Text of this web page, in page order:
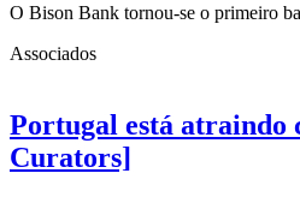
O Bison Bank tornou-se o primeiro
Associados
Portugal está atraindo
Curators]